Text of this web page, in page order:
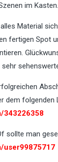
im Kasten.
Material
fertigen Spot
dem folgenden
343226358
sollte man
user99875717